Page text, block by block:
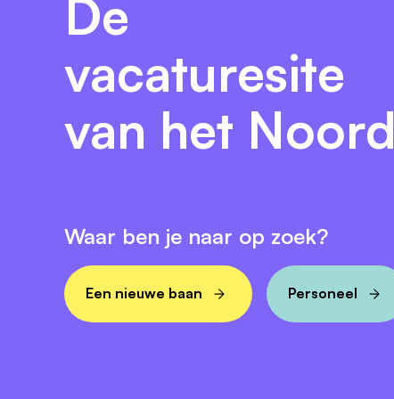
Als Bosch Car Service garage
onze werkplaats hebben we ook een
aanbieden.
We willen verwachtingen overtreffen.
2022 waren we halvefinalist Autobedrijf
Een afwisselende baan waarin jouw
Veel diagnosewerk, technische
Werken bij een professioneel Bosch
Moderne diagnoseapparatuur en
De
vacaturesite
van het
Waar ben je naar op zoek?
Een nieuwe baan Personeel